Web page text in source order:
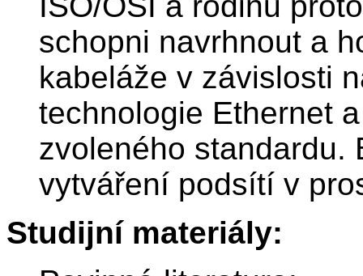
schopni navrhnout a
kabeláže v závislosti
technologie Ethernet
zvoleného standardu.
vytváření podsítí v
Studijní materiály: